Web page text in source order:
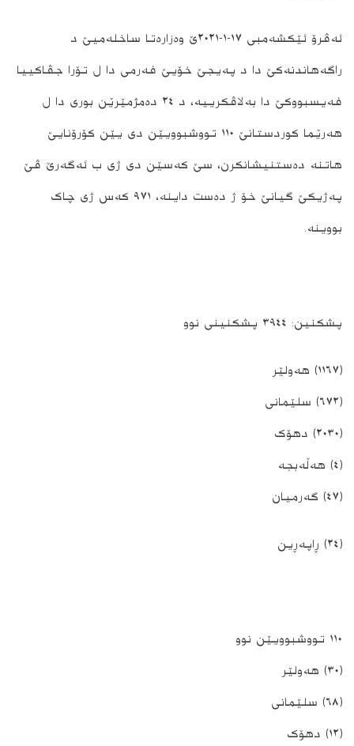
ئەڤرۆ ئێکشەمبی ١٧-١-٢٠٢١ێ وەزارەتا ساخلەمیێ د
راگەھاندنەکێ دا د پەیجێ خۆیێ فەرمی دا ل تۆرا جڤاکییا
فەیسبووکێ دا بەلاڤکرییە، د ٢٤ دەمژمێرێن بوری دا ل
ھەرێما کوردستانێ ١١٠ تووشبوویێن دی یێن کۆرۆنایێ
ھاتنە دەستنیشانکرن، سێ کەسێن دی ژی ب ئەگەرێ ڤێ
پەژیکێ گیانێ خۆ ژ دەست داینە، ٩٧١ کەس ژی چاک
بووینە.‌
پشکنین: ٣٩٤٤ پشکنینی نوو
(١١٦٧) ھەولێر
(٦٧٢) سلێمانی
(٢٠٣٠) دھۆک
(٤) ھەڵەبجە
(٤٧) گەرمیان
(٢٤) ڕاپەڕین
١١٠ تووشبوویێن نوو
(٣٠) ھەولێر
(٦٨) سلێمانی
(١٢) دھۆک